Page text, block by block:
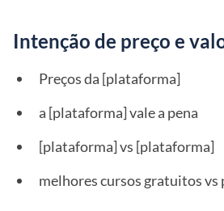
Intenção de preço e
Preços da [plataforma]
a [plataforma] vale a pena
[plataforma] vs [plataforma]
melhores cursos gratuitos vs